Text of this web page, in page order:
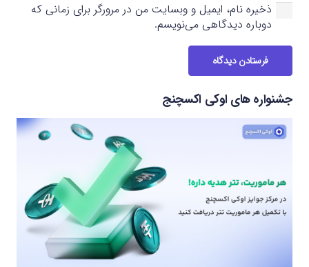
ذخیره نام، ایمیل و وبسایت من در مرورگر برای زمانی که
دوباره دیدگاهی می‌نویسم.
فرستادن دیدگاه
جشنواره های اوکی اکسچنج